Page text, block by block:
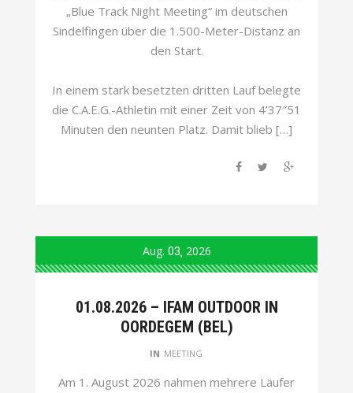
„Blue Track Night Meeting“ im deutschen
Sindelfingen über die 1.500-Meter-Distanz an
den Start.
In einem stark besetzten dritten Lauf belegte
die C.A.E.G.-Athletin mit einer Zeit von 4’37″51
Minuten den neunten Platz. Damit blieb […]
Aug. 03 2026
01.08.2026 – IFAM OUTDOOR IN
OORDEGEM (BEL)
IN MEETING
Am 1. August 2026 nahmen mehrere Läufer